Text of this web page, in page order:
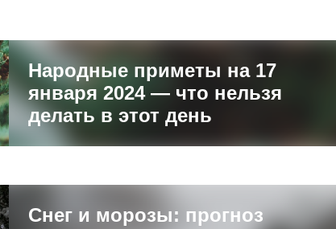
Народные приметы на 17
января 2024 — что нельзя
делать в этот день
Снег и морозы: прогноз